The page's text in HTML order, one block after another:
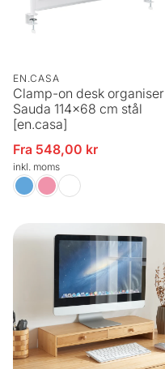
EN.CASA
Clamp-on desk organiser
Sauda 114x68 cm stål
[en.casa]
Udsalgspris
Fra 548,00 kr
inkl. moms